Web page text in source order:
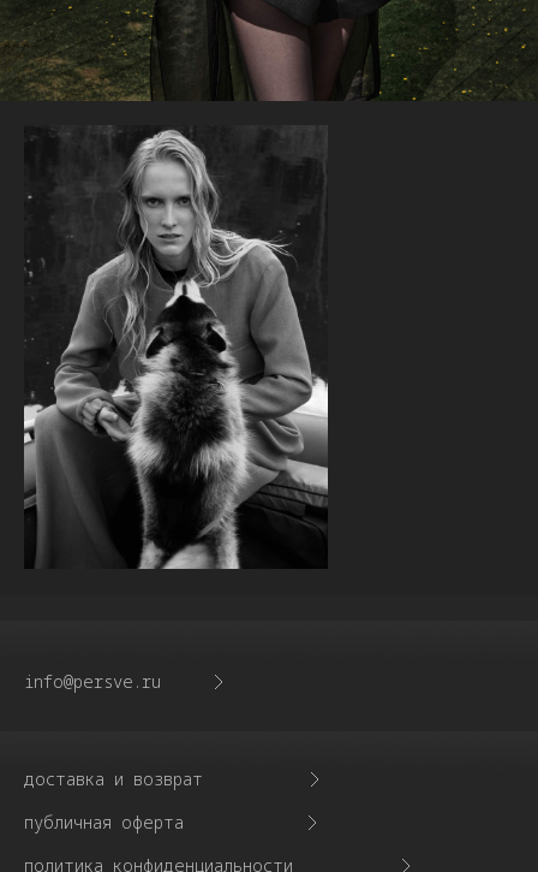
info@persve.ru
публичная оферта
доставка и возврат
политика конфиденциальности